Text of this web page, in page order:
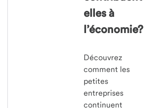
elles à
l’économie?
Découvrez
comment les
petites
entreprises
continuent